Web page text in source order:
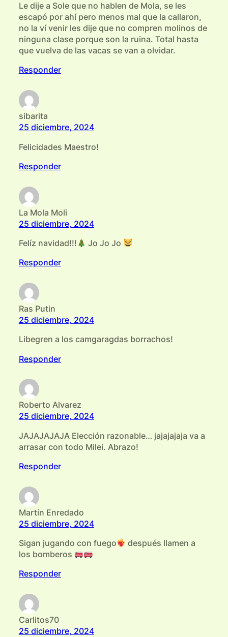
Le dije a Sole que no hablen de Mola, se les
escapó por ahí pero menos mal que la callaron,
no la ví venir les dije que no compren molinos de
ninguna clase porque son la ruina. Total hasta
que vuelva de las vacas se van a olvidar.
Responder
sibarita
25 diciembre, 2024
Felicidades Maestro!
Responder
La Mola Moli
25 diciembre, 2024
Felíz navidad!!!
Jo Jo Jo
Responder
Ras Putin
25 diciembre, 2024
Libegren a los camgaragdas borrachos!
Responder
Roberto Alvarez
25 diciembre, 2024
JAJAJAJAJA Elección razonable… jajajajaja va a
arrasar con todo Milei. Abrazo!
Responder
Martín Enredado
25 diciembre, 2024
Sigan jugando con fuego
después llamen a
los bomberos
Responder
Carlitos70
25 diciembre, 2024